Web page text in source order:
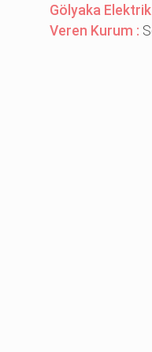
Gölyaka
Veren Kurum :